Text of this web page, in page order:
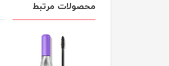
محصولات مرتبط